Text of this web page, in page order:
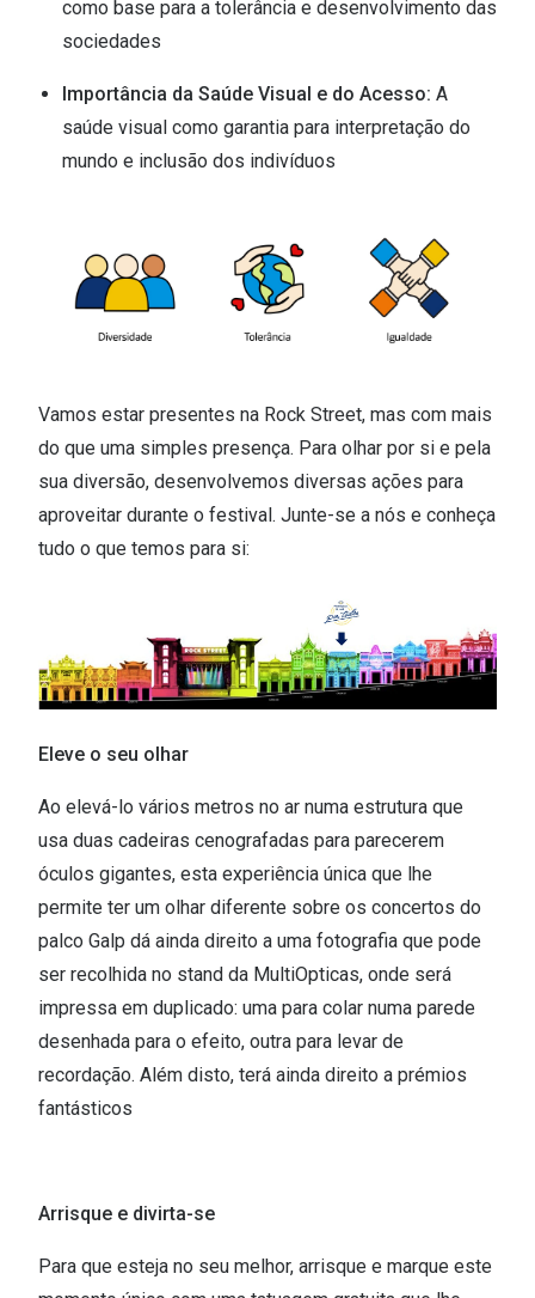
Quadrados
Redondos
🆕 Guia de Compras para o formato do seu
Óculos de sol para todos
Lifestyle
como base para a tolerância e desenvolvimento das
sociedades
Importância da Saúde Visual e do Acesso: A
saúde visual como garantia para interpretação do
mundo e inclusão dos indivíduos
Vamos estar presentes na Rock Street, mas com mais
do que uma simples presença. Para olhar por si e pela
sua diversão, desenvolvemos diversas ações para
aproveitar durante o festival. Junte-se a nós e conheça
tudo o que temos para si:
Eleve o seu olhar
Ao elevá-lo vários metros no ar numa estrutura que
usa duas cadeiras cenografadas para parecerem
óculos gigantes, esta experiência única que lhe
permite ter um olhar diferente sobre os concertos do
palco Galp dá ainda direito a uma fotografia que pode
ser recolhida no stand da MultiOpticas, onde será
impressa em duplicado: uma para colar numa parede
desenhada para o efeito, outra para levar de
recordação. Além disto, terá ainda direito a prémios
fantásticos
Arrisque e divirta-se
Para que esteja no seu melhor, arrisque e marque este